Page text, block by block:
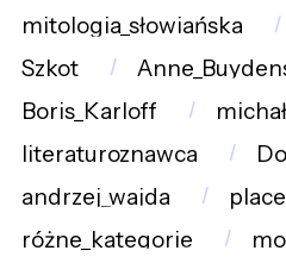
mitologia_słowiańska
Szkot
Boris_Karloff
literaturoznawca
andrzej_wajda
różne_kategorie